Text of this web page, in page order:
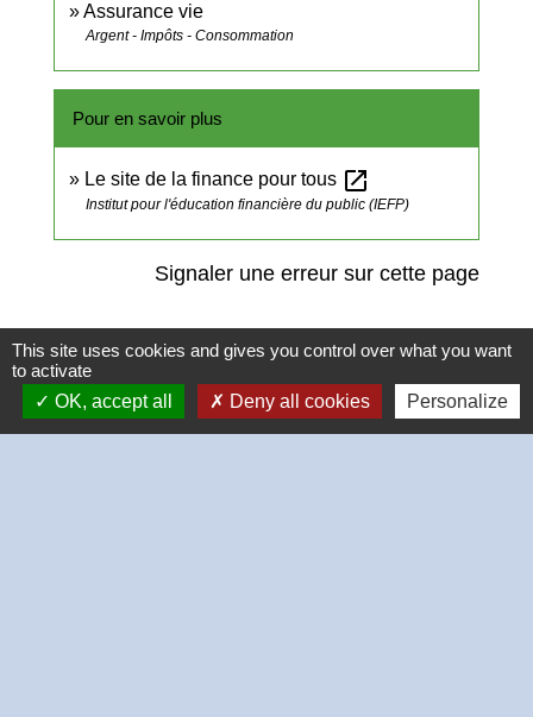
Assurance vie
Argent - Impôts - Consommation
Pour en savoir plus
Le site de la finance pour tous open_in_new
Institut pour l'éducation financière du public (IEFP)
Signaler une erreur sur cette page
This site uses cookies and gives you control over what you want
to activate
OK, accept all
Deny all cookies Personalize